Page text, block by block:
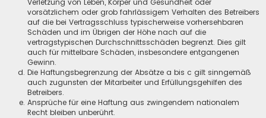
Verletzung von Leben, Körper und Gesundheit oder
vorsätzlichem oder grob fahrlässigem Verhalten des Betreibers
auf die bei Vertragsschluss typischerweise vorhersehbaren
Schäden und im Übrigen der Höhe nach auf die
vertragstypischen Durchschnittsschäden begrenzt. Dies gilt
auch für mittelbare Schäden, insbesondere entgangenen
Gewinn.
Die Haftungsbegrenzung der Absätze a bis c gilt sinngemäß
auch zugunsten der Mitarbeiter und Erfüllungsgehilfen des
Betreibers.
Ansprüche für eine Haftung aus zwingendem nationalem
Recht bleiben unberührt.